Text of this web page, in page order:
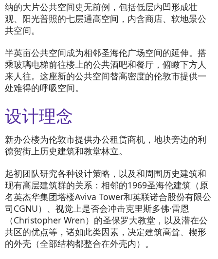
纳的大片公共空间史无前例，包括低层内凹形成壮
观、阳光普照的七层通高空间，内含商店、软地景公
共空间。
半英亩公共空间成为相邻圣海伦广场空间的延伸。搭
乘玻璃电梯前往楼上的公共酒吧和餐厅，俯瞰下方人
来人往。这座新的公共空间替高密度的伦敦市提供一
处难得的呼吸空间。
设计理念
新办公楼为伦敦市提供办公租赁商机，地块旁边的利
德贺街上历史建筑和教堂林立。
起初团队研究各种设计策略，以及和周围历史建筑和
现有高层建筑群的关系：相邻的1969圣海伦建筑（原
名英杰华集团塔楼Aviva Tower和英联诺合股份有限公
司CGNU）、视觉上是否会冲击克里斯多佛·雷恩
（Christopher Wren）的圣保罗大教堂，以及潜在公
共区的优点等，诸如此类因素，决定建筑高耸、楔形
的外壳（全部结构都整合在外壳内）。